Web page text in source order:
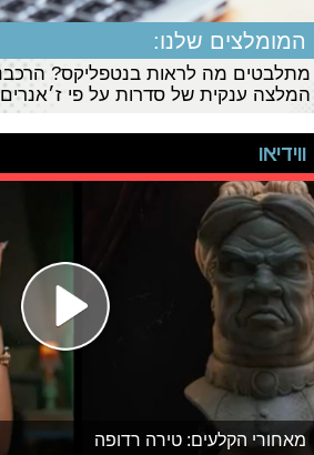
המומלצים שלנו:
מתלבטים מה לראות בנטפליקס?
המלצה ענקית של סדרות על פי
ווידיאו
מאחורי הקלעים: טירה רדופה